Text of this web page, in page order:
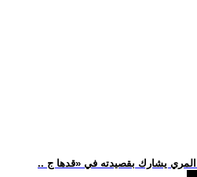
المري يشارك بقصيدته في «قدها ج